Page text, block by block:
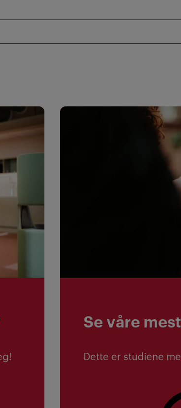
Se våre
Dette er studiene